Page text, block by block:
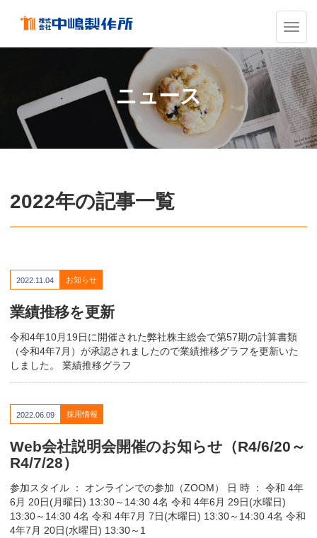
ナ
ビ
ゲ
ー
シ
ョ
ン
の
切
ニュース
2022年の記事一覧
2022.11.04 お知らせ
業績推移を更新
令和4年10月19日に開催された弊社株主総会で第57期の計算書類
（令和4年7月）が承認されましたので業績推移グラフを更新いた
しました。 業績推移グラフ
2022.06.09 採用情報
Web会社説明会開催のお知らせ（R4/6/20～
R4/7/28）
参加スタイル ： オンラインでの参加（ZOOM） 日 時 ： 令和 4年
6月 20日(月曜日) 13:30～14:30 4名 令和 4年6月 29日(水曜日)
13:30～14:30 4名 令和 4年7月 7日(木曜日) 13:30～14:30 4名 令和
4年7月 20日(水曜日) 13:30～1